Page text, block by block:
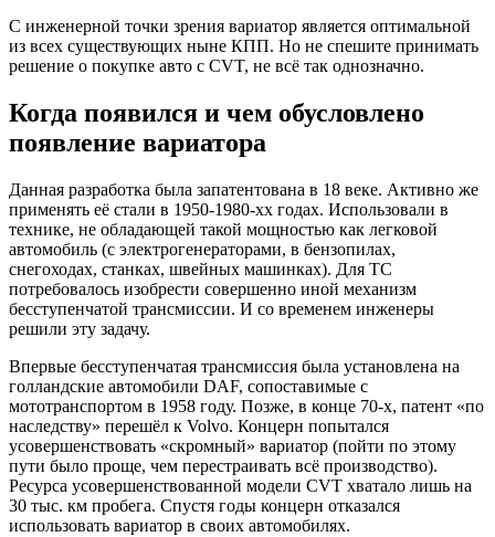
С инженерной точки зрения вариатор является оптимальной
из всех существующих ныне КПП. Но не спешите принимать
решение о покупке авто с CVT, не всё так однозначно.
Когда появился и чем обусловлено
появление вариатора
Данная разработка была запатентована в 18 веке. Активно же
применять её стали в 1950-1980-хх годах. Использовали в
технике, не обладающей такой мощностью как легковой
автомобиль (с электрогенераторами, в бензопилах,
снегоходах, станках, швейных машинках). Для ТС
потребовалось изобрести совершенно иной механизм
бесступенчатой трансмиссии. И со временем инженеры
решили эту задачу.
Впервые бесступенчатая трансмиссия была установлена на
голландские автомобили DAF, сопоставимые с
мототранспортом в 1958 году. Позже, в конце 70-х, патент «по
наследству» перешёл к Volvo. Концерн попытался
усовершенствовать «скромный» вариатор (пойти по этому
пути было проще, чем перестраивать всё производство).
Ресурса усовершенствованной модели CVT хватало лишь на
30 тыс. км пробега. Спустя годы концерн отказался
использовать вариатор в своих автомобилях.